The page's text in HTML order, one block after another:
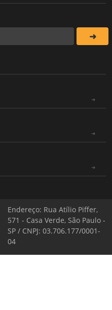
Endereço: Rua Atílio Piffer,
571 - Casa Verde, São Paulo -
SP / CNPJ: 03.706.177/0001-
04